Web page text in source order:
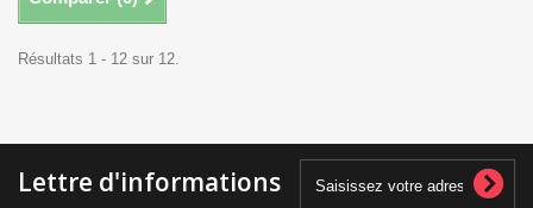
Résultats 1 - 12 sur 12.
Lettre d'informations